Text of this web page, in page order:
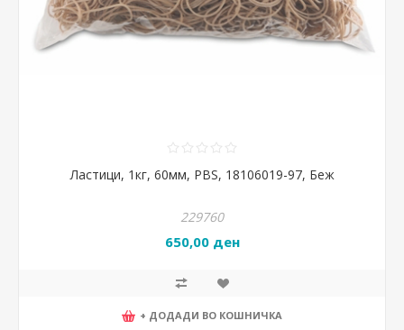
Ластици, 1кг, 60мм, PBS, 18106019-97, Беж
229760
650,00 ден
+ ДОДАДИ ВО КОШНИЧКА